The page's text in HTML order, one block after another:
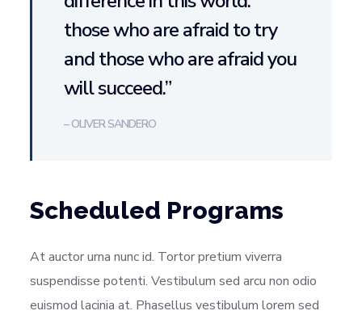
those who are afraid to try
and those who are afraid you
will succeed.”
– OLIVER SANDERO
Scheduled Programs
At auctor urna nunc id. Tortor pretium viverra
suspendisse potenti. Vestibulum sed arcu non odio
euismod lacinia at. Phasellus vestibulum lorem sed